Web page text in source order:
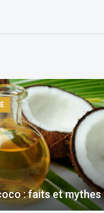
: faits et mythes